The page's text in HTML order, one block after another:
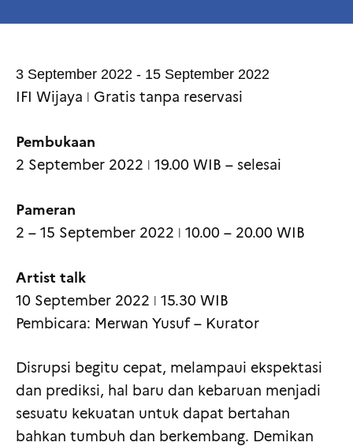
3 September 2022 - 15 September 2022
IFI Wijaya ǀ Gratis tanpa reservasi
Pembukaan
2 September 2022 ǀ 19.00 WIB – selesai
Pameran
2 – 15 September 2022 ǀ 10.00 – 20.00 WIB
Artist talk
10 September 2022 ǀ 15.30 WIB
Pembicara: Merwan Yusuf – Kurator
Disrupsi begitu cepat, melampaui ekspektasi
dan prediksi, hal baru dan kebaruan menjadi
sesuatu kekuatan untuk dapat bertahan
bahkan tumbuh dan berkembang. Demikan